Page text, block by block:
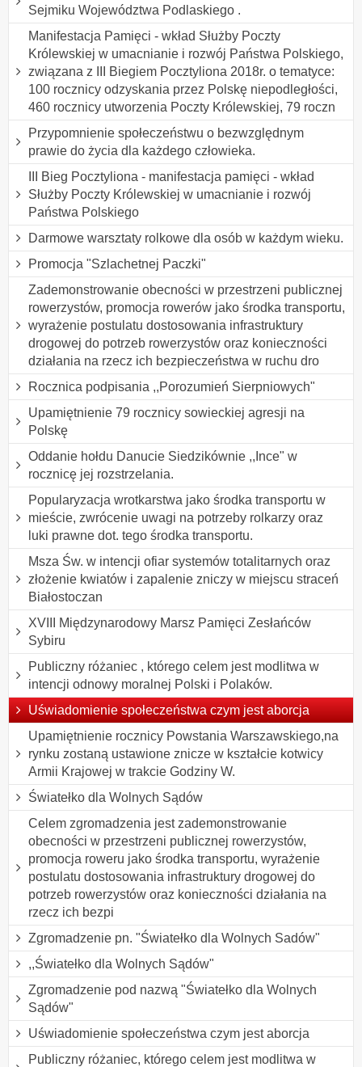
Sejmiku Województwa Podlaskiego .
Manifestacja Pamięci - wkład Służby Poczty
Królewskiej w umacnianie i rozwój Państwa Polskiego,
związana z III Biegiem Pocztyliona 2018r. o tematyce:
100 rocznicy odzyskania przez Polskę niepodległości,
460 rocznicy utworzenia Poczty Królewskiej, 79 roczn
Przypomnienie społeczeństwu o bezwzględnym
prawie do życia dla każdego człowieka.
III Bieg Pocztyliona - manifestacja pamięci - wkład
Służby Poczty Królewskiej w umacnianie i rozwój
Państwa Polskiego
Darmowe warsztaty rolkowe dla osób w każdym wieku.
Promocja "Szlachetnej Paczki"
Zademonstrowanie obecności w przestrzeni publicznej
rowerzystów, promocja rowerów jako środka transportu,
wyrażenie postulatu dostosowania infrastruktury
drogowej do potrzeb rowerzystów oraz konieczności
działania na rzecz ich bezpieczeństwa w ruchu dro
Rocznica podpisania ,,Porozumień Sierpniowych"
Upamiętnienie 79 rocznicy sowieckiej agresji na
Polskę
Oddanie hołdu Danucie Siedzikównie ,,Ince" w
rocznicę jej rozstrzelania.
Popularyzacja wrotkarstwa jako środka transportu w
mieście, zwrócenie uwagi na potrzeby rolkarzy oraz
luki prawne dot. tego środka transportu.
Msza Św. w intencji ofiar systemów totalitarnych oraz
złożenie kwiatów i zapalenie zniczy w miejscu straceń
Białostoczan
XVIII Międzynarodowy Marsz Pamięci Zesłańców
Sybiru
Publiczny różaniec , którego celem jest modlitwa w
intencji odnowy moralnej Polski i Polaków.
Uświadomienie społeczeństwa czym jest aborcja
Upamiętnienie rocznicy Powstania Warszawskiego,na
rynku zostaną ustawione znicze w kształcie kotwicy
Armii Krajowej w trakcie Godziny W.
Światełko dla Wolnych Sądów
Celem zgromadzenia jest zademonstrowanie
obecności w przestrzeni publicznej rowerzystów,
promocja roweru jako środka transportu, wyrażenie
postulatu dostosowania infrastruktury drogowej do
potrzeb rowerzystów oraz konieczności działania na
rzecz ich bezpi
Zgromadzenie pn. "Światełko dla Wolnych Sadów"
,,Światełko dla Wolnych Sądów"
Zgromadzenie pod nazwą "Światełko dla Wolnych
Sądów"
Uświadomienie społeczeństwa czym jest aborcja
Publiczny różaniec, którego celem jest modlitwa w